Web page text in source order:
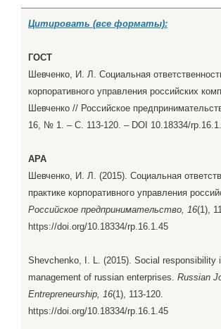
Цитировать (все форматы):
ГОСТ
Шевченко, И. Л. Социальная
корпоративного управления российских
Шевченко // Российское
16, № 1. – С. 113-120. – DOI 10.18334/
APA
Шевченко, И. Л. (2015). Социальная
практике корпоративного управления
Российское предпринимательство, 16(1),
https://doi.org/10.18334/rp.16.1.45
Shevchenko, I. L. (2015). Social responsibility
management of russian enterprises. Russian
Entrepreneurship, 16(1), 113-120.
https://doi.org/10.18334/rp.16.1.45